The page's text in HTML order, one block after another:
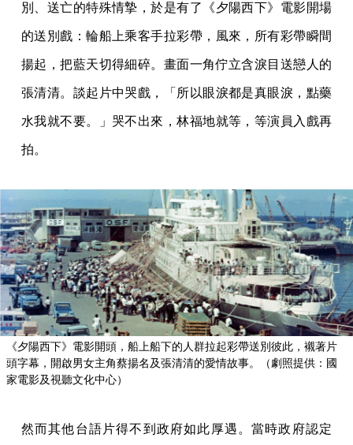
別、送亡的特殊情摯，於是有了《夕陽西下》電影開場
的送別戲：輪船上乘客手拉彩帶，風來，所有彩帶瞬間
揚起，把藍天切得細碎。畫面一角佇立含淚目送戀人的
張清清。談起片中哭戲，「所以眼淚都是真眼淚，點藥
水我就不要。」哭不出來，林福地就等，等演員入戲再
拍。
《夕陽西下》電影開頭，船上船下的人群拉起彩帶送別彼此，襯著片
頭字幕，開啟男女主角蔡揚名及張清清的愛情故事。（劇照提供：國
家電影及視聽文化中心）
然而其他台語片得不到政府如此厚遇。當時政府認定